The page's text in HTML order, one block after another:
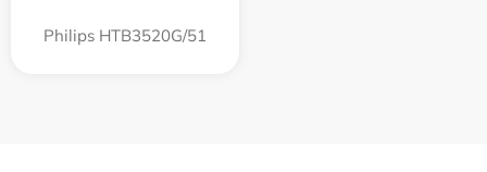
Philips HTB3520G/51